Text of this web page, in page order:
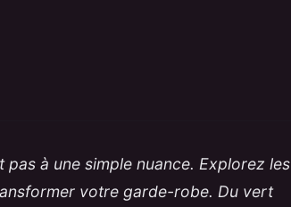
à une simple nuance. Explorez les
votre garde-robe. Du vert